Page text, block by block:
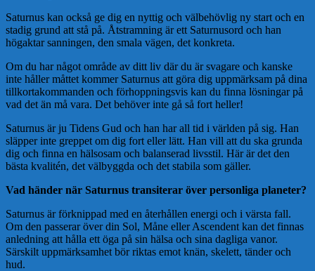
Saturnus kan också ge dig en nyttig och välbehövlig ny start och en
stadig grund att stå på. Åtstramning är ett Saturnusord och han
högaktar sanningen, den smala vägen, det konkreta.
Om du har något område av ditt liv där du är svagare och kanske
inte håller måttet kommer Saturnus att göra dig uppmärksam på dina
tillkortakommanden och förhoppningsvis kan du finna lösningar på
vad det än må vara. Det behöver inte gå så fort heller!
Saturnus är ju Tidens Gud och han har all tid i världen på sig. Han
släpper inte greppet om dig fort eller lätt. Han vill att du ska grunda
dig och finna en hälsosam och balanserad livsstil. Här är det den
bästa kvalitén, det välbyggda och det stabila som gäller.
Vad händer när Saturnus transiterar över personliga planeter?
Saturnus är förknippad med en återhållen energi och i värsta fall.
Om den passerar över din Sol, Måne eller Ascendent kan det finnas
anledning att hålla ett öga på sin hälsa och sina dagliga vanor.
Särskilt uppmärksamhet bör riktas emot knän, skelett, tänder och
hud.